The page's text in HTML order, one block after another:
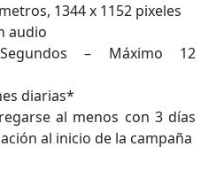
1344 x 1152 pixeles
audio
– Máximo 12
diarias*
al menos con 3 días
al inicio de la campaña